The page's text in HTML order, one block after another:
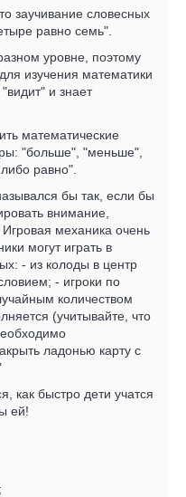
заучивание словесных
равно семь".
уровне, поэтому
изучения математики
и знает
математические
"больше", "меньше",
равно".
бы так, если бы
внимание,
механика очень
могут играть в
- из колоды в центр
- игроки по
количеством
(учитывайте, что
ладонью карту с
как быстро дети учатся
ей!